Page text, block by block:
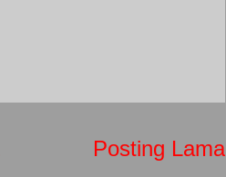
Posting Lama